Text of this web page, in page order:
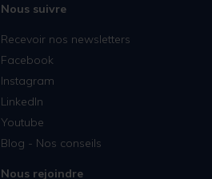
Nous suivre
Recevoir nos newsletters
Facebook
Instagram
LinkedIn
Youtube
Blog - Nos conseils
Nous rejoindre